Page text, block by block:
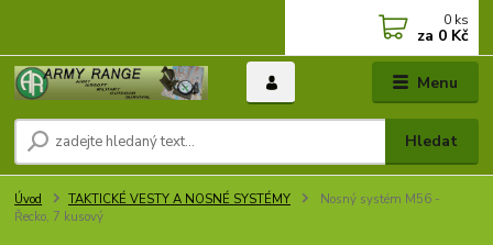
Menu
Hledat
0 ks
za 0 Kč
Úvod TAKTICKÉ VESTY A NOSNÉ SYSTÉMY
Nosný systém M56 -
Řecko, 7 kusový